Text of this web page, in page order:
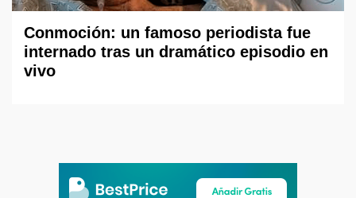
Conmoción: un famoso periodista fue
internado tras un dramático episodio en
vivo